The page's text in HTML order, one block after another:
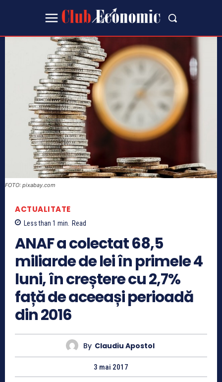
FOTO: pixabay.com
ACTUALITATE
Less than 1 min. Read
ANAF a colectat 68,5
miliarde de lei în primele 4
luni, în creștere cu 2,7%
față de aceeași perioadă
din 2016
By Claudiu Apostol
3 mai 2017